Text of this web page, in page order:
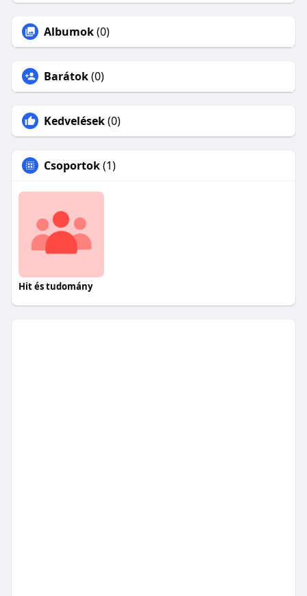
Albumok(0)
Barátok(0)
Kedvelések(0)
Csoportok(1)
Hit és tudomány